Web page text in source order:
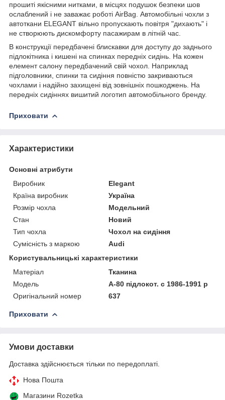
прошиті якісними нитками, в місцях подушок безпеки шов
ослаблений і не заважає роботі AirBag. Автомобільні чохли з
автоткани ELEGANT вільно пропускають повітря "дихають" і
не створюють дискомфорту пасажирам в літній час.
В конструкції передбачені блискавки для доступу до заднього
підлокітника і кишені на спинках передніх сидінь. На кожен
елемент салону передбачений свій чохол. Наприклад
підголовники, спинки та сидіння повністю закриваються
чохлами і надійно захищені від зовнішніх пошкоджень. На
передніх сидіннях вишитий логотип автомобільного бренду.
Приховати
Характеристики
Основні атрибути
Виробник
Elegant
Країна виробник
Україна
Розмір чохла
Модельний
Стан
Новий
Тип чохла
Чохол на сидіння
Сумісність з маркою
Audi
Користувальницькі характеристики
Матеріал
Тканина
Модель
А-80 підлокот. c 1986-1991 р
Оригінальний номер
637
Приховати
Умови доставки
Доставка здійснюється тільки по передоплаті.
Нова Пошта
Магазини Rozetka